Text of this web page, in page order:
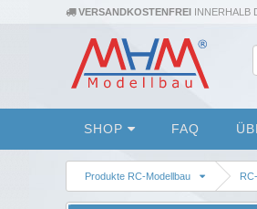
VERSANDKOSTENFREI INNERHALB
SHOP FAQ
Produkte RC-Modellbau